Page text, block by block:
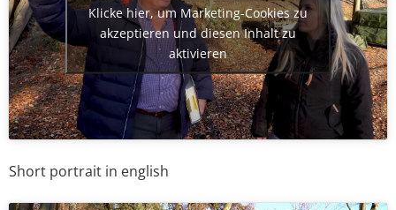
Klicke hier, um Marketing-Cookies zu
akzeptieren und diesen Inhalt zu
aktivieren
Short portrait in english